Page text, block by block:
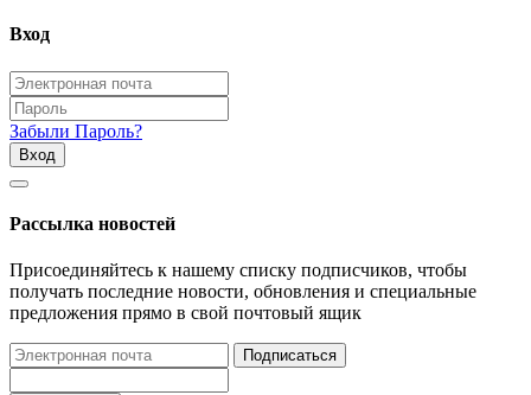
Вход
Забыли Пароль?
Вход
Рассылка новостей
Присоединяйтесь к нашему списку подписчиков, чтобы
получать последние новости, обновления и специальные
предложения прямо в свой почтовый ящик
Подписаться